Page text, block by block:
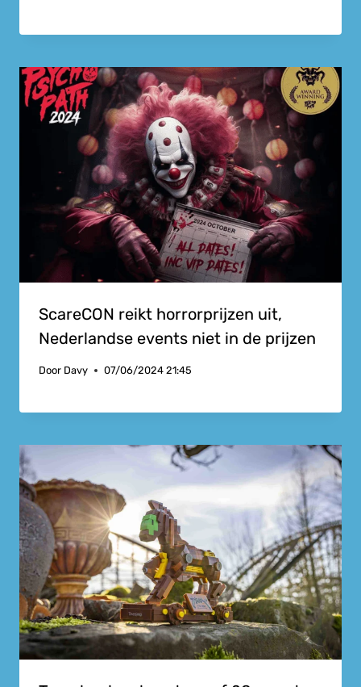
ScareCON reikt horrorprijzen uit,
Nederlandse events niet in de prijzen
Door Davy 07/06/2024 21:45